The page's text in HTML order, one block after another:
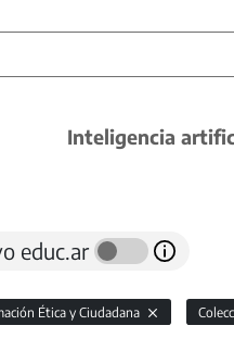
Inteligencia
educ.ar
Ética y Ciudadana